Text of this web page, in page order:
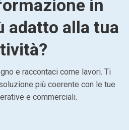
in
adatto alla tua
e raccontaci come lavori. Ti
più coerente con le tue
e commerciali.